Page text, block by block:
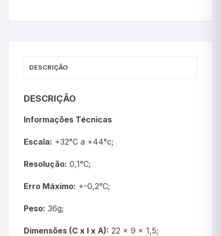
DESCRIÇÃO
DESCRIÇÃO
Informações Técnicas
Escala: +32°C a +44°c;
Resolução: 0,1°C;
Erro Máximo: +-0,2°C;
Peso: 36g;
Dimensões (C x l x A): 22 x 9 x 1,5;